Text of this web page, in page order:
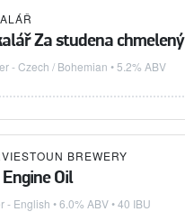
Za studena chmelený
- Czech / Bohemian • 5.2% ABV
BREWERY
Oil
- English • 6.0% ABV • 40 IBU